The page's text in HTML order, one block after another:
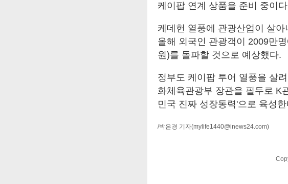
케이팝 연계 상품을 준비 중이
케데헌 열풍에 관광산업이 살
올해 외국인 관광객이 2009만
원)를 돌파할 것으로 예상했다.
정부도 케이팝 투어 열풍을 살
화체육관광부 장관을 필두로 K
민국 진짜 성장동력'으로 육성
/박은경 기자(mylife1440@inews24.com)